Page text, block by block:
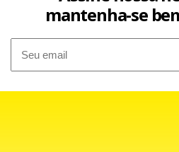
mantenha-se